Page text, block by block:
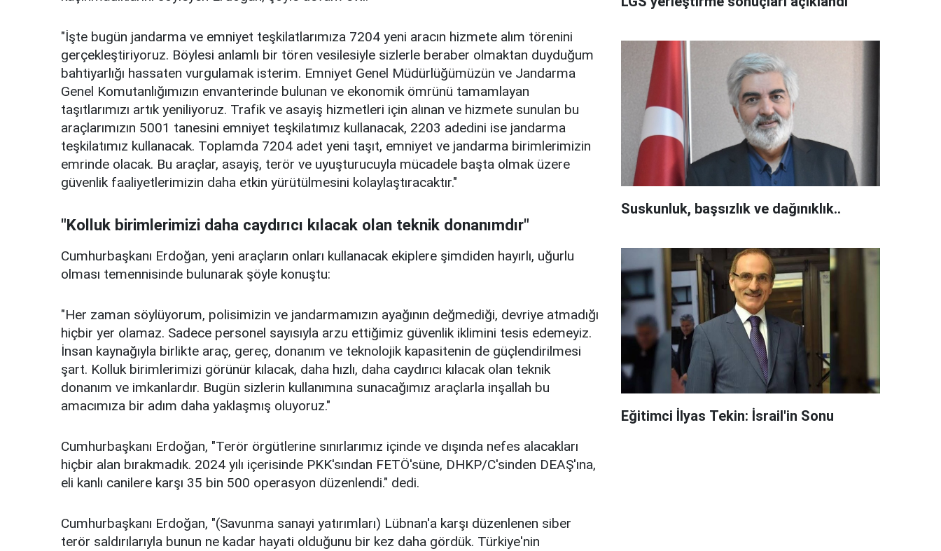
"İşte bugün jandarma ve emniyet teşkilatlarımıza 7204 yeni aracın hizmete alım törenini
gerçekleştiriyoruz. Böylesi anlamlı bir tören vesilesiyle sizlerle beraber olmaktan duyduğum
bahtiyarlığı hassaten vurgulamak isterim. Emniyet Genel Müdürlüğümüzün ve Jandarma
Genel Komutanlığımızın envanterinde bulunan ve ekonomik ömrünü tamamlayan
taşıtlarımızı artık yeniliyoruz. Trafik ve asayiş hizmetleri için alınan ve hizmete sunulan bu
araçlarımızın 5001 tanesini emniyet teşkilatımız kullanacak, 2203 adedini ise jandarma
teşkilatımız kullanacak. Toplamda 7204 adet yeni taşıt, emniyet ve jandarma birimlerimizin
emrinde olacak. Bu araçlar, asayiş, terör ve uyuşturucuyla mücadele başta olmak üzere
güvenlik faaliyetlerimizin daha etkin yürütülmesini kolaylaştıracaktır."
"Kolluk birimlerimizi daha caydırıcı kılacak olan teknik donanımdır"
Cumhurbaşkanı Erdoğan, yeni araçların onları kullanacak ekiplere şimdiden hayırlı, uğurlu
olması temennisinde bulunarak şöyle konuştu:
"Her zaman söylüyorum, polisimizin ve jandarmamızın ayağının değmediği, devriye atmadığı
hiçbir yer olamaz. Sadece personel sayısıyla arzu ettiğimiz güvenlik iklimini tesis edemeyiz.
İnsan kaynağıyla birlikte araç, gereç, donanım ve teknolojik kapasitenin de güçlendirilmesi
şart. Kolluk birimlerimizi görünür kılacak, daha hızlı, daha caydırıcı kılacak olan teknik
donanım ve imkanlardır. Bugün sizlerin kullanımına sunacağımız araçlarla inşallah bu
amacımıza bir adım daha yaklaşmış oluyoruz."
Cumhurbaşkanı Erdoğan, "Terör örgütlerine sınırlarımız içinde ve dışında nefes alacakları
hiçbir alan bırakmadık. 2024 yılı içerisinde PKK'sından FETÖ'süne, DHKP/C'sinden DEAŞ'ına,
eli kanlı canilere karşı 35 bin 500 operasyon düzenlendi." dedi.
Cumhurbaşkanı Erdoğan, "(Savunma sanayi yatırımları) Lübnan'a karşı düzenlenen siber
terör saldırılarıyla bunun ne kadar hayati olduğunu bir kez daha gördük. Türkiye'nin
Suskunluk, başsızlık ve dağınıklık..
Eğitimci İlyas Tekin: İsrail'in Sonu